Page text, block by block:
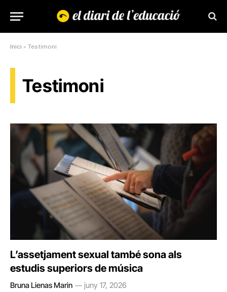
Inici » Testimoni
Testimoni
L’assetjament sexual també sona als
estudis superiors de música
Bruna Lienas Marin juny 17, 2026